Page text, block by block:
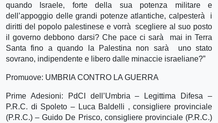
quando Israele, forte della sua potenza militare e
dell’appoggio delle grandi potenze atlantiche, calpesterà i
diritti del popolo palestinese e vorrà scegliere al suo posto
il governo debbono darsi? Che pace ci sarà mai in Terra
Santa fino a quando la Palestina non sarà uno stato
sovrano, indipendente e libero dalle minaccie israeliane?”
Promuove: UMBRIA CONTRO LA GUERRA
Prime Adesioni: PdCI dell’Umbria – Legittima Difesa –
P.R.C. di Spoleto – Luca Baldelli , consigliere provinciale
(P.R.C.) – Guido De Prisco, consigliere provinciale (P.R.C.)